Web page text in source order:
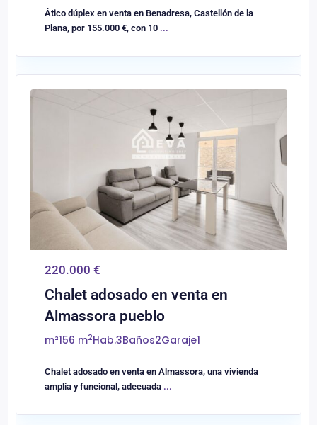
Ático dúplex en venta en Benadresa, Castellón de la
Plana, por 155.000 €, con 10 ...
0 Almassora/Almazora
220.000 €
Chalet adosado en venta en
Almassora pueblo
m²156 m2Hab.3Baños2Garaje1
Chalet adosado en venta en Almassora, una vivienda
amplia y funcional, adecuada ...